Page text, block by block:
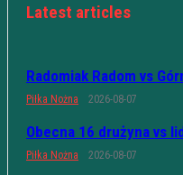
Latest articles
Radomiak Radom vs
Piłka Nożna 2026-08-07
Obecna 16 drużyna vs
Piłka Nożna 2026-08-07